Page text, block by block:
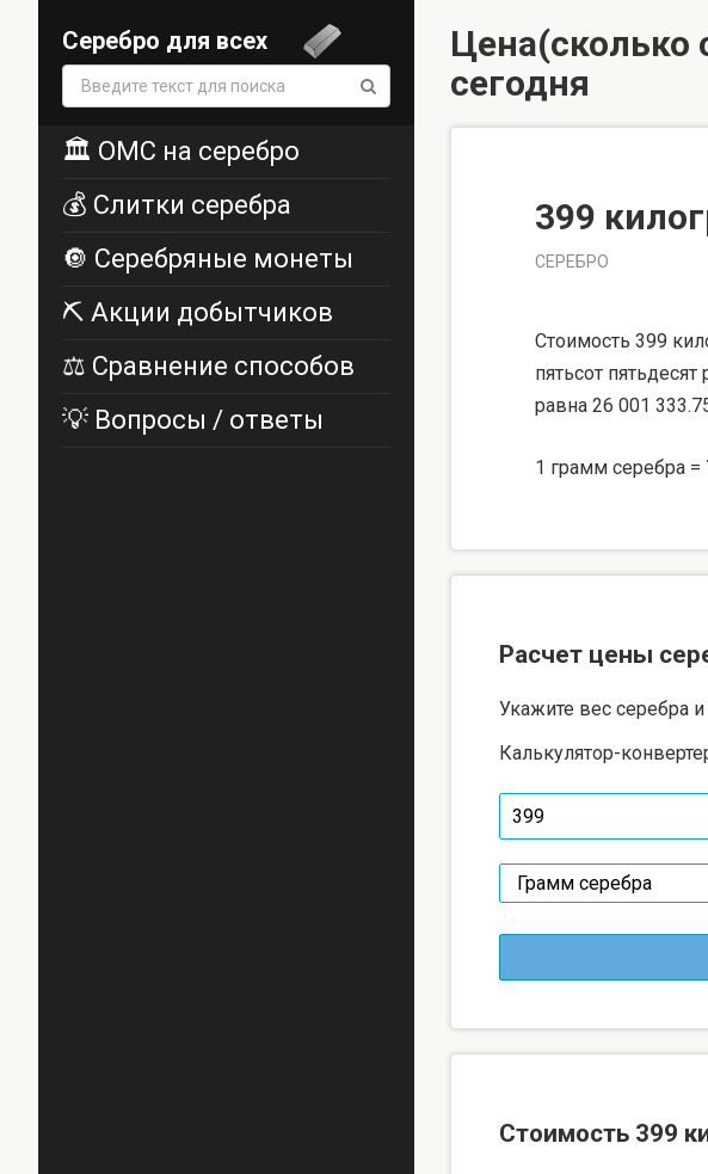
Серебро для всех
Поиск:
🏛️ ОМС на серебро
💰 Слитки серебра
🔘 Серебряные монеты
⛏️ Акции добытчиков
⚖️ Сравнение способов
💡 Вопросы / ответы
Цена(сколько
сегодня
399
СЕРЕБРО
Стоимость 399
пятьсот
равна 26 001
1 грамм серебра =
Расчет цены
Укажите вес серебра
Калькулятор-
Стоимость 399